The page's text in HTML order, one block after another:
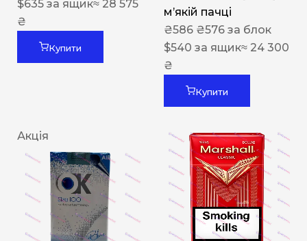
$635 за ящик≈ 28 575
₴
Купити
м’якій пачці
₴586 ₴576 за блок
$540 за ящик≈ 24 300
₴
Купити
Акція